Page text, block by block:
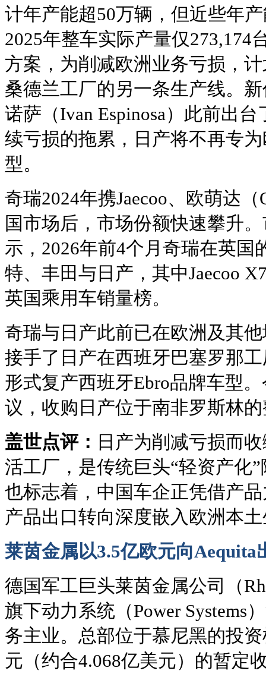
计年产能超50万辆，但近些年
2025年整车实际产量仅273,174
方案，为削减欧洲业务亏损，
桑德兰工厂的另一条生产线。
诺萨（Ivan Espinosa）此前出
续亏损的拖累，日产将不再专
型。
奇瑞2024年携Jaecoo、欧萌达
国市场后，市场份额快速攀升
示，2026年前4个月奇瑞在英国
特、丰田与日产，其中Jaecoo
英国乘用车销量榜。
奇瑞与日产此前已在欧洲及其
接手了日产在西班牙巴塞罗那
形式复产西班牙Ebro品牌车型
议，收购日产位于南非罗斯林
盖世点评： 日产为削减亏损而
活工厂，是传统巨头“轻资产化
也标志着，中国车企正凭借产
产品出口转向深度嵌入欧洲本
莱茵金属以3.5亿欧元向Aequita
德国军工巨头莱茵金属公司（
旗下动力系统（Power Systems
务主业。总部位于慕尼黑的投
元（约合4.068亿美元）的暂定